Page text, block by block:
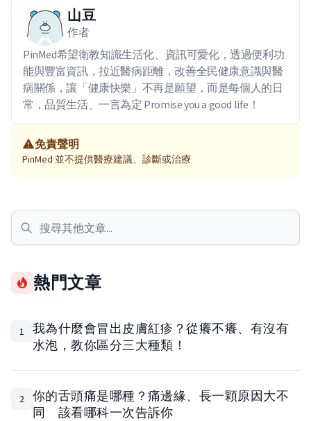
山豆
作者
PinMed希望衛教知識生活化、資訊可愛化，透過便利功
能與豐富資訊，拉近醫病距離，改善全民健康意識與醫
病關係，讓「健康快樂」不再是願望，而是每個人的日
常，品質生活、一言為定 Promise you a good life！
免責聲明
PinMed 並不提供醫療建議、診斷或治療
熱門文章
1
我為什麼會冒出皮膚紅疹？從癢不癢、有沒有
水泡，教你區分三大種類！
2
你的舌頭痛是哪種？痛邊緣、長一顆原因大不
同 該看哪科一次告訴你